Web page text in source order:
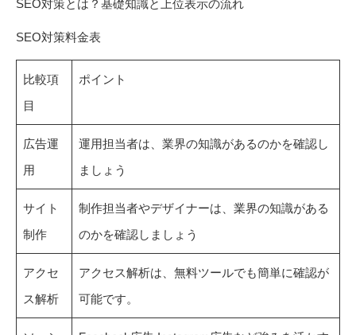
SEO対策とは？基礎知識と上位表示の流れ
SEO対策料金表
比較項
目
ポイント
広告運
用
運用担当者は、業界の知識があるのかを確認し
ましょう
サイト
制作
制作担当者やデザイナーは、業界の知識がある
のかを確認しましょう
アクセ
ス解析
アクセス解析は、無料ツールでも簡単に確認が
可能です。